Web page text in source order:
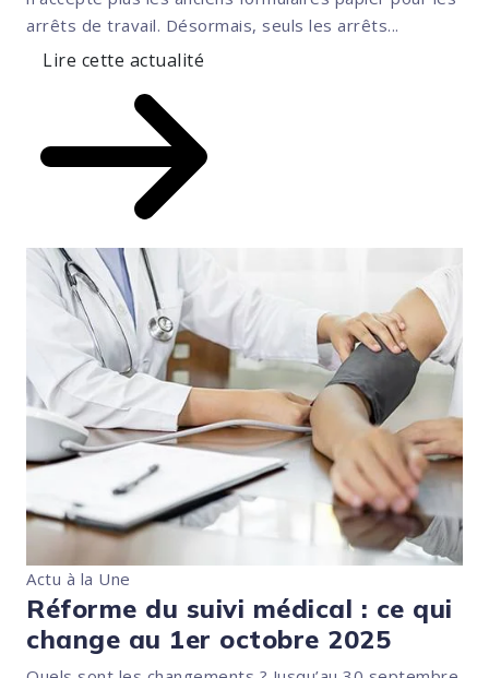
arrêts de travail. Désormais, seuls les arrêts...
Lire cette actualité
Actu à la Une
Réforme du suivi médical : ce qui
change au 1er octobre 2025